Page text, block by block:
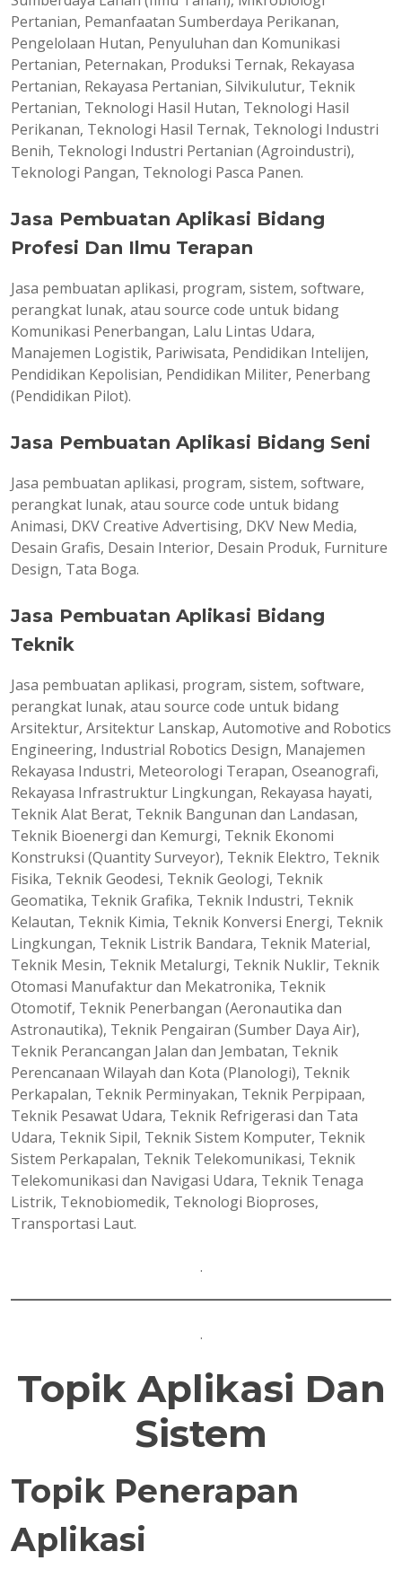
Pertanian, Pemanfaatan Sumberdaya Perikanan,
Pengelolaan Hutan, Penyuluhan dan Komunikasi
Pertanian, Peternakan, Produksi Ternak, Rekayasa
Pertanian, Rekayasa Pertanian, Silvikulutur, Teknik
Pertanian, Teknologi Hasil Hutan, Teknologi Hasil
Perikanan, Teknologi Hasil Ternak, Teknologi Industri
Benih, Teknologi Industri Pertanian (Agroindustri),
Teknologi Pangan, Teknologi Pasca Panen.
Jasa Pembuatan Aplikasi Bidang
Profesi Dan Ilmu Terapan
Jasa pembuatan aplikasi, program, sistem, software,
perangkat lunak, atau source code untuk bidang
Komunikasi Penerbangan, Lalu Lintas Udara,
Manajemen Logistik, Pariwisata, Pendidikan Intelijen,
Pendidikan Kepolisian, Pendidikan Militer, Penerbang
(Pendidikan Pilot).
Jasa Pembuatan Aplikasi Bidang Seni
Jasa pembuatan aplikasi, program, sistem, software,
perangkat lunak, atau source code untuk bidang
Animasi, DKV Creative Advertising, DKV New Media,
Desain Grafis, Desain Interior, Desain Produk, Furniture
Design, Tata Boga.
Jasa Pembuatan Aplikasi Bidang
Teknik
Jasa pembuatan aplikasi, program, sistem, software,
perangkat lunak, atau source code untuk bidang
Arsitektur, Arsitektur Lanskap, Automotive and Robotics
Engineering, Industrial Robotics Design, Manajemen
Rekayasa Industri, Meteorologi Terapan, Oseanografi,
Rekayasa Infrastruktur Lingkungan, Rekayasa hayati,
Teknik Alat Berat, Teknik Bangunan dan Landasan,
Teknik Bioenergi dan Kemurgi, Teknik Ekonomi
Konstruksi (Quantity Surveyor), Teknik Elektro, Teknik
Fisika, Teknik Geodesi, Teknik Geologi, Teknik
Geomatika, Teknik Grafika, Teknik Industri, Teknik
Kelautan, Teknik Kimia, Teknik Konversi Energi, Teknik
Lingkungan, Teknik Listrik Bandara, Teknik Material,
Teknik Mesin, Teknik Metalurgi, Teknik Nuklir, Teknik
Otomasi Manufaktur dan Mekatronika, Teknik
Otomotif, Teknik Penerbangan (Aeronautika dan
Astronautika), Teknik Pengairan (Sumber Daya Air),
Teknik Perancangan Jalan dan Jembatan, Teknik
Perencanaan Wilayah dan Kota (Planologi), Teknik
Perkapalan, Teknik Perminyakan, Teknik Perpipaan,
Teknik Pesawat Udara, Teknik Refrigerasi dan Tata
Udara, Teknik Sipil, Teknik Sistem Komputer, Teknik
Sistem Perkapalan, Teknik Telekomunikasi, Teknik
Telekomunikasi dan Navigasi Udara, Teknik Tenaga
Listrik, Teknobiomedik, Teknologi Bioproses,
Transportasi Laut.
.
.
Topik Aplikasi Dan
Sistem
Topik Penerapan
Aplikasi